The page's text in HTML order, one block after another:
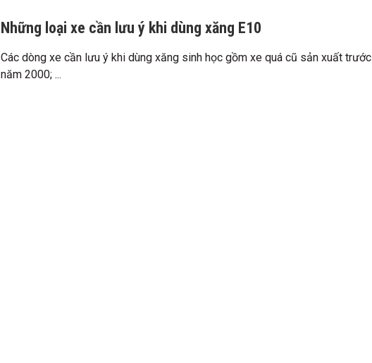
Những loại xe cần lưu ý khi dùng xăng E10
Các dòng xe cần lưu ý khi dùng xăng sinh học gồm xe quá cũ sản xuất trước
năm 2000; ...